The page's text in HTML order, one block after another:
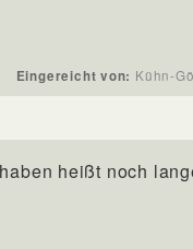
Eingereicht von: Kühn-
heißt noch